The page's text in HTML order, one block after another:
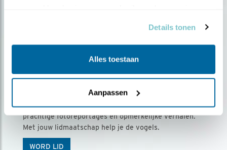
Details tonen
Alles toestaan
Aanpassen
Ontvang 5 x Vogels voor € 36,00 per jaar
Vogels is het tijdschrift voor onze leden, met
prachtige fotoreportages en opmerkelijke verhalen.
Met jouw lidmaatschap help je de vogels.
WORD LID